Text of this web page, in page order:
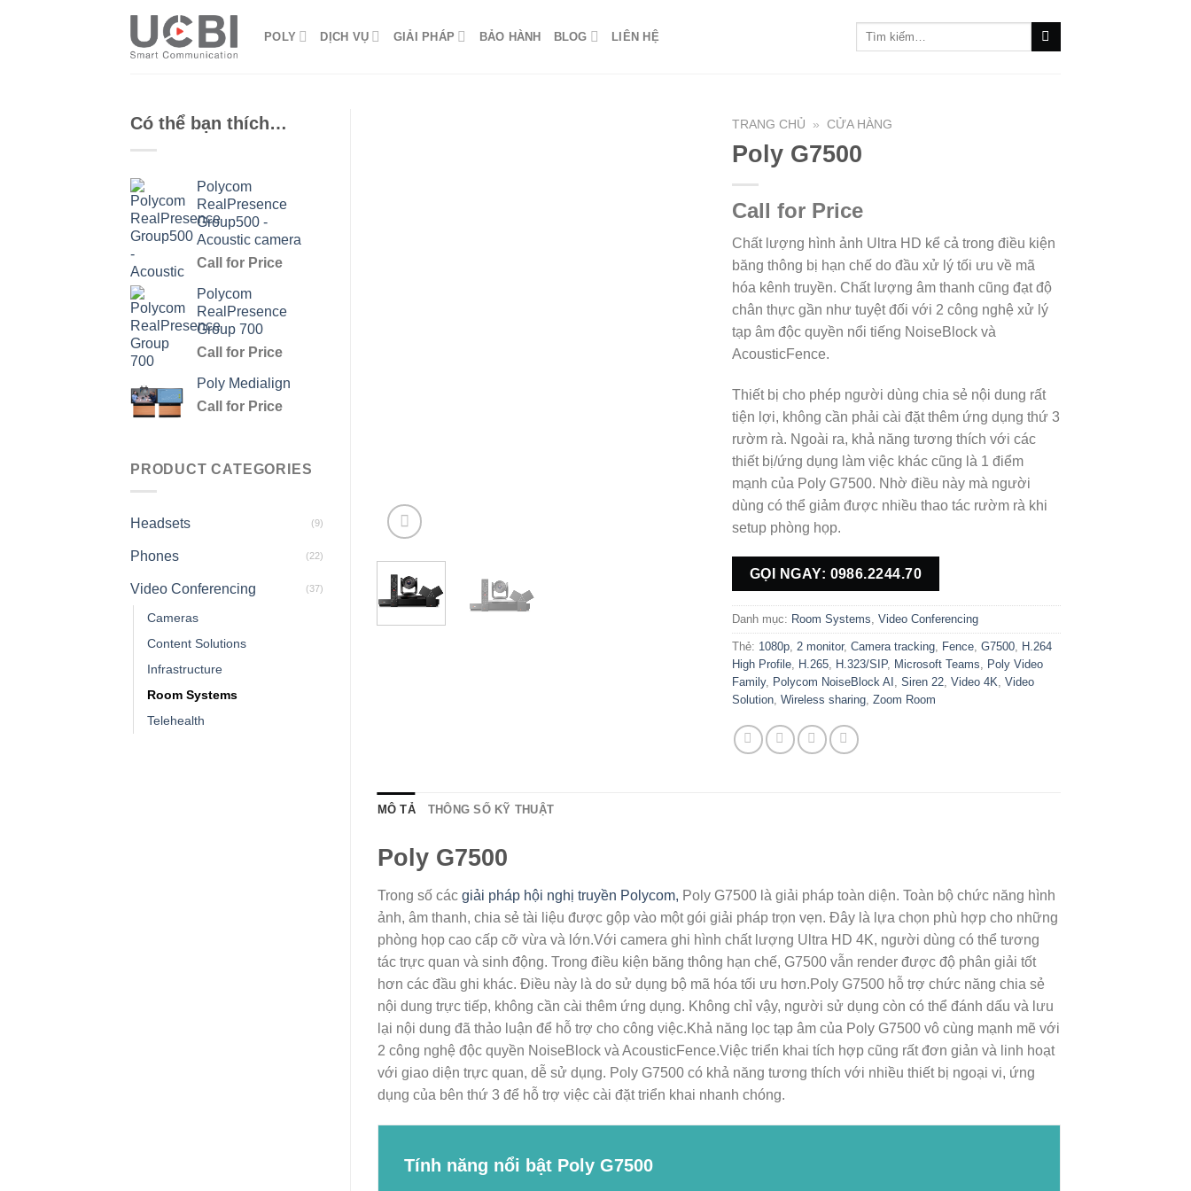
POLY DỊCH VỤ GIẢI PHÁP BẢO HÀNH BLOG LIÊN HỆ
Tìm
Có thể bạn thích…
Polycom
RealPresence
Group500 -
Acoustic camera
Call for Price
Polycom
RealPresence
Group 700
Call for Price
Poly Medialign
Call for Price
PRODUCT CATEGORIES
Headsets (9)
Phones (22)
Video Conferencing (37)
Cameras
Content Solutions
Infrastructure
Room Systems
Telehealth
TRANG CHỦ » CỬA HÀNG
Poly G7500
Call for Price
Chất lượng hình ảnh Ultra HD kể cả trong điều kiện
băng thông bị hạn chế do đầu xử lý tối ưu về mã
hóa kênh truyền. Chất lượng âm thanh cũng đạt độ
chân thực gần như tuyệt đối với 2 công nghệ xử lý
tạp âm độc quyền nổi tiếng NoiseBlock và
AcousticFence.
Thiết bị cho phép người dùng chia sẻ nội dung rất
tiện lợi, không cần phải cài đặt thêm ứng dụng thứ 3
rườm rà. Ngoài ra, khả năng tương thích với các
thiết bị/ứng dụng làm việc khác cũng là 1 điểm
mạnh của Poly G7500. Nhờ điều này mà người
dùng có thể giảm được nhiều thao tác rườm rà khi
setup phòng họp.
GỌI NGAY: 0986.2244.70
Danh mục: Room Systems ,Video Conferencing
Thẻ: 1080p 2 monitor,Camera tracking Fence ,G7500
H.264
High Profile
H.265 H.323/SIP, Microsoft Teams
Poly Video
Family, Polycom NoiseBlock AI ,Siren 22 ,Video 4K ,Video
Solution ,Wireless sharing ,Zoom Room
MÔ TẢ THÔNG SỐ KỸ THUẬT
Poly G7500
Trong số các giải pháp hội nghị truyền Polycom, Poly G7500 là giải pháp toàn diện. Toàn bộ chức năng hình
ảnh, âm thanh, chia sẻ tài liệu được gộp vào một gói giải pháp trọn vẹn. Đây là lựa chọn phù hợp cho những
phòng họp cao cấp cỡ vừa và lớn.Với camera ghi hình chất lượng Ultra HD 4K, người dùng có thể tương
tác trực quan và sinh động. Trong điều kiện băng thông hạn chế, G7500 vẫn render được độ phân giải tốt
hơn các đầu ghi khác. Điều này là do sử dụng bộ mã hóa tối ưu hơn.Poly G7500 hỗ trợ chức năng chia sẻ
nội dung trực tiếp, không cần cài thêm ứng dụng. Không chỉ vậy, người sử dụng còn có thể đánh dấu và lưu
lại nội dung đã thảo luận để hỗ trợ cho công việc.Khả năng lọc tạp âm của Poly G7500 vô cùng mạnh mẽ với
2 công nghệ độc quyền NoiseBlock và AcousticFence.Việc triển khai tích hợp cũng rất đơn giản và linh hoạt
với giao diện trực quan, dễ sử dụng. Poly G7500 có khả năng tương thích với nhiều thiết bị ngoại vi, ứng
dụng của bên thứ 3 để hỗ trợ việc cài đặt triển khai nhanh chóng.
Tính năng nổi bật Poly G7500